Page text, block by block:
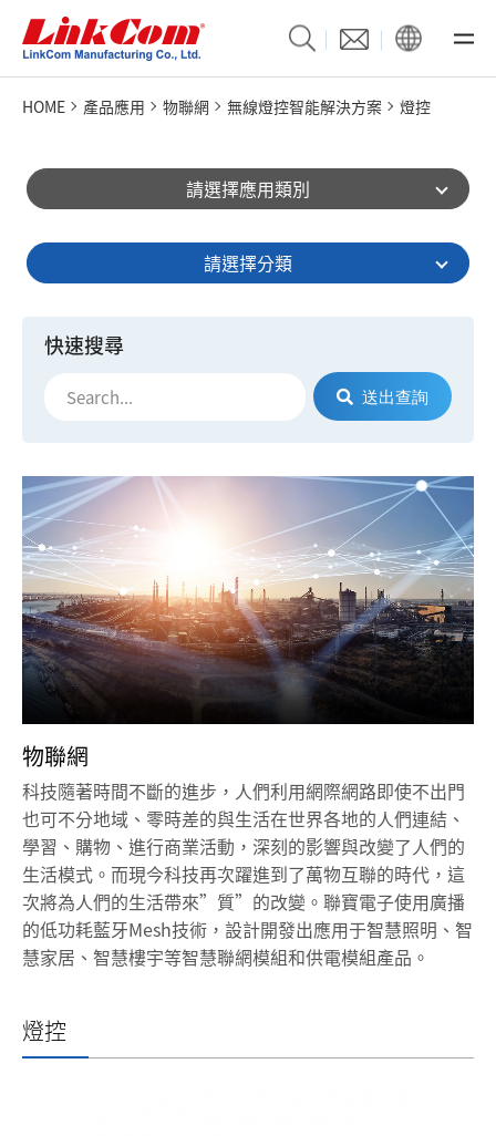
HOME 產品應用 物聯網 無線燈控智能解決方案 燈控
請選擇應用類別
請選擇分類
快速搜尋
送出查詢
物聯網
科技隨著時間不斷的進步，人們利用網際網路即使不出門
也可不分地域、零時差的與生活在世界各地的人們連結、
學習、購物、進行商業活動，深刻的影響與改變了人們的
生活模式。而現今科技再次躍進到了萬物互聯的時代，這
次將為人們的生活帶來”質”的改變。聯寶電子使用廣播
的低功耗藍牙Mesh技術，設計開發出應用于智慧照明、智
慧家居、智慧樓宇等智慧聯網模組和供電模組產品。
燈控